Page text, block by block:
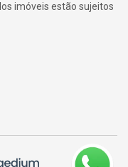
imóveis estão sujeitos